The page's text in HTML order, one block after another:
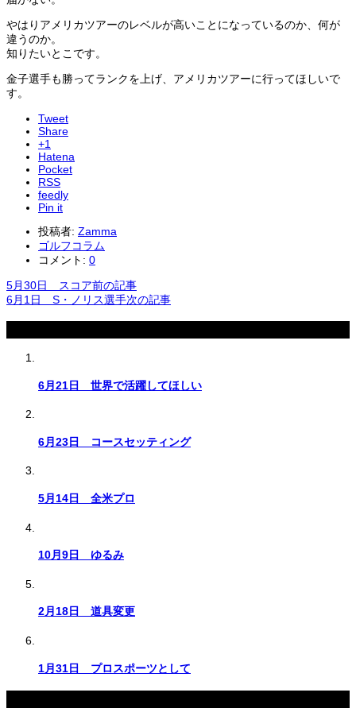
やはりアメリカツアーのレベルが高いことになっているのか、何が
違うのか。
知りたいとこです。
金子選手も勝ってランクを上げ、アメリカツアーに行ってほしいで
す。
Tweet
Share
+1
Hatena
Pocket
RSS
feedly
Pin it
投稿者: Zamma
ゴルフコラム
コメント: 0
5月30日 スコア前の記事
6月1日 S・ノリス選手次の記事
6月21日 世界で活躍してほしい
6月23日 コースセッティング
5月14日 全米プロ
10月9日 ゆるみ
2月18日 道具変更
1月31日 プロスポーツとして